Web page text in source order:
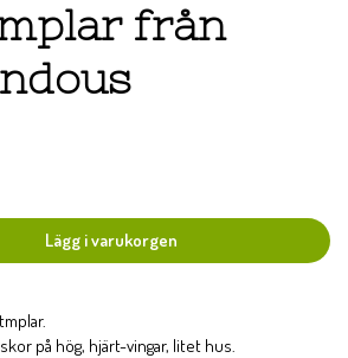
från
Lägg i varukorgen
på hög, hjärt-vingar, litet hus.